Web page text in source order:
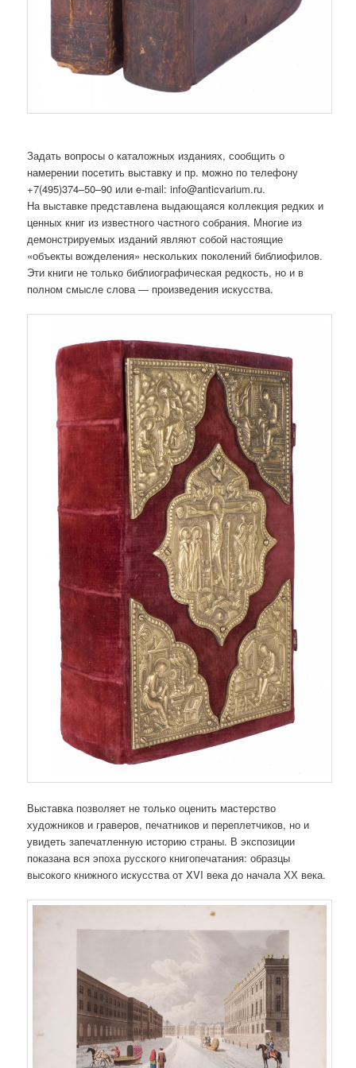
Задать вопросы о каталожных изданиях, сообщить о
намерении посетить выставку и пр. можно по телефону
+7(495)374–50–90 или e-mail: info@anticvarium.ru.
На выставке представлена выдающаяся коллекция редких и
ценных книг из известного частного собрания. Многие из
демонстрируемых изданий являют собой настоящие
«объекты вожделения» нескольких поколений библиофилов.
Эти книги не только библиографическая редкость, но и в
полном смысле слова — произведения искусства.
Выставка позволяет не только оценить мастерство
художников и граверов, печатников и переплетчиков, но и
увидеть запечатленную историю страны. В экспозиции
показана вся эпоха русского книгопечатания: образцы
высокого книжного искусства от XVI века до начала ХХ века.